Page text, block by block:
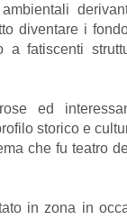
diventare i
a fatiscenti
ed
storico e
che fu teatro
in zona in